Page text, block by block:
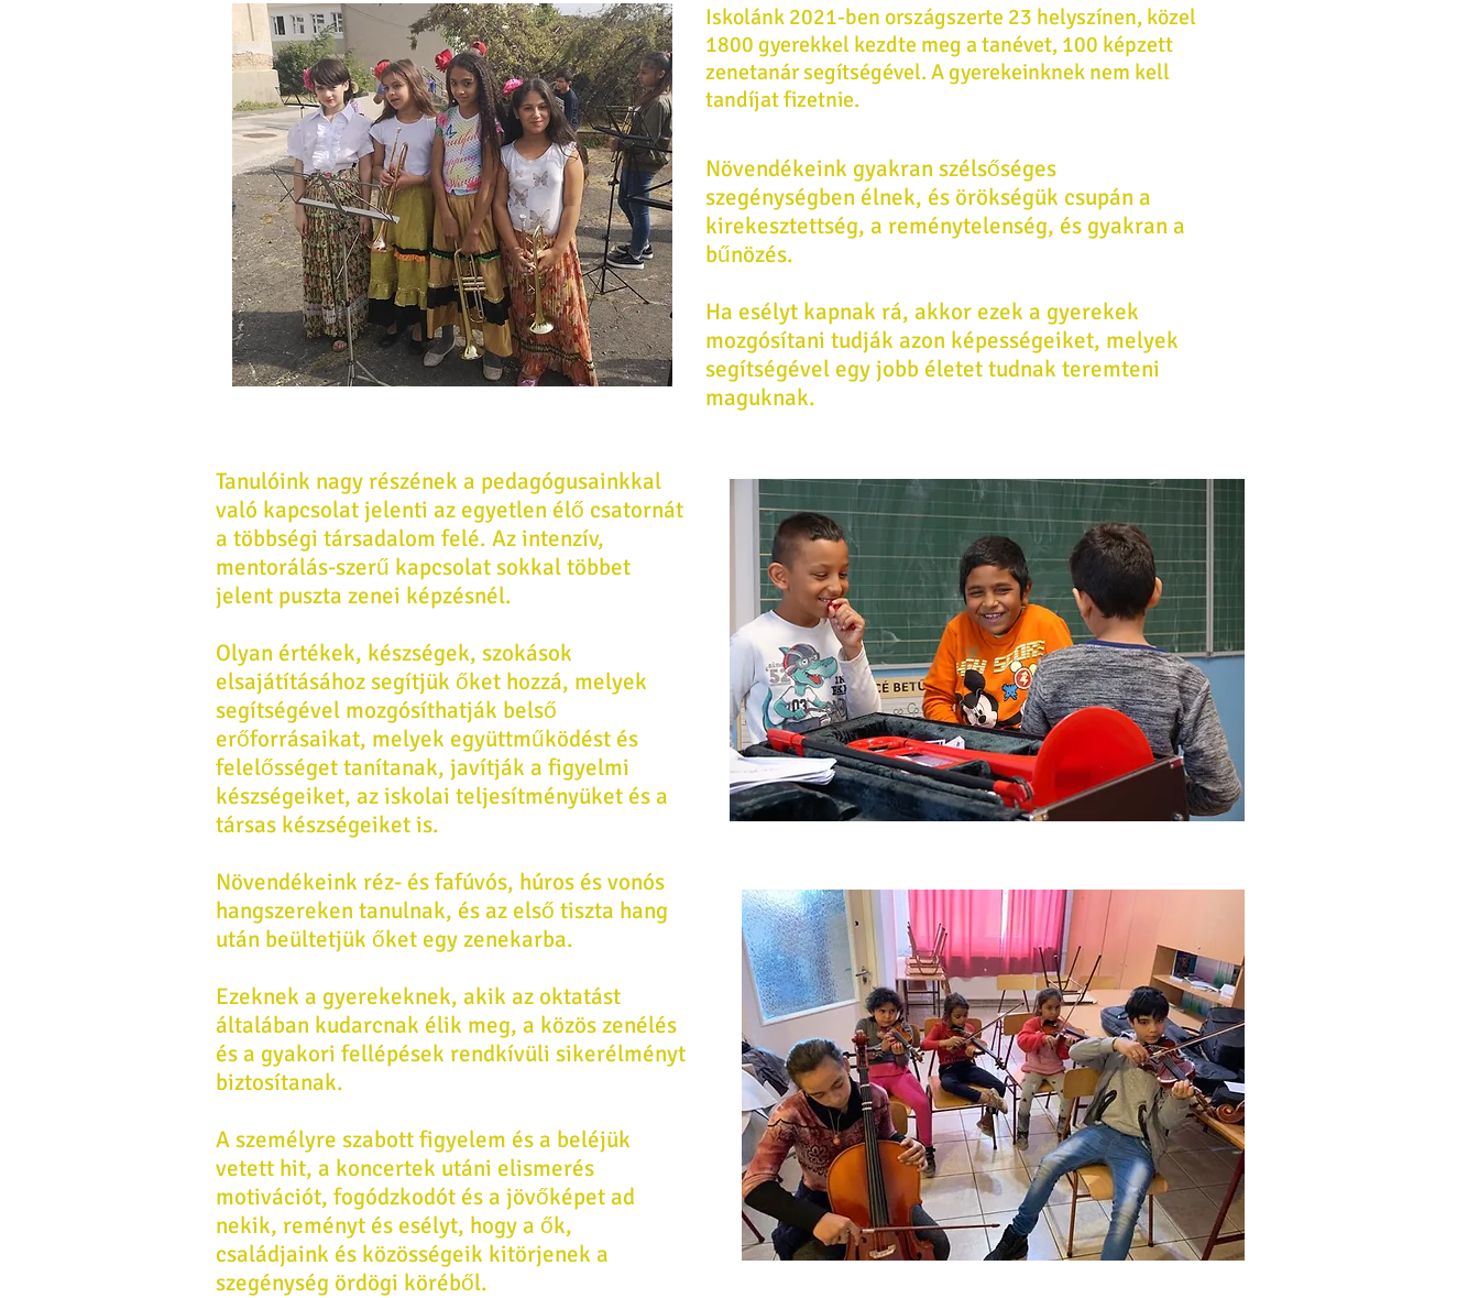
Iskolánk 2021-ben országszerte 23 helyszínen, közel
1800 gyerekkel kezdte meg a tanévet, 100 képzett
zenetanár segítségével. A gyerekeinknek nem kell
tandíjat fizetnie.
Növendékeink gyakran szélsőséges
szegénységben élnek, és örökségük csupán a
kirekesztettség, a reménytelenség, és gyakran a
bűnözés.
Ha esélyt kapnak rá, akkor ezek a gyerekek
mozgósítani tudják azon képességeiket, melyek
segítségével egy jobb életet tudnak teremteni
maguknak.
Tanulóink nagy részének a pedagógusainkkal
való kapcsolat jelenti az egyetlen élő csatornát
a többségi társadalom felé. Az intenzív,
mentorálás-szerű kapcsolat sokkal többet
jelent puszta zenei képzésnél.
Olyan értékek, készségek, szokások
elsajátításához segítjük őket hozzá, melyek
segítségével mozgósíthatják belső
erőforrásaikat, melyek együttműködést és
felelősséget tanítanak, javítják a figyelmi
készségeiket, az iskolai teljesítményüket és a
társas készségeiket is.
Növendékeink réz- és fafúvós, húros és vonós
hangszereken tanulnak, és az első tiszta hang
után beültetjük őket egy zenekarba.
Ezeknek a gyerekeknek, akik az oktatást
általában kudarcnak élik meg, a közös zenélés
és a gyakori fellépések rendkívüli sikerélményt
biztosítanak.
A személyre szabott figyelem és a beléjük
vetett hit, a koncertek utáni elismerés
motivációt, fogódzkodót és a jövőképet ad
nekik, reményt és esélyt, hogy a ők,
családjaink és közösségeik kitörjenek a
szegénység ördögi köréből.